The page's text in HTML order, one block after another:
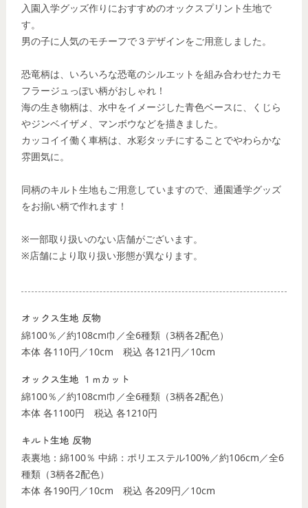
入園入学グッズ作りにおすすめのオックスプリント生地で
す。
男の子に人気のモチーフで３デザインをご用意しました。
恐竜柄は、いろいろな恐竜のシルエットを組み合わせたカモ
フラージュっぽい柄がおしゃれ！
海の生き物柄は、水中をイメージした青色ベースに、くじら
やジンベイザメ、マンボウなどを描きました。
カッコイイ働く車柄は、水彩タッチにすることでやわらかな
雰囲気に。
同柄のキルト生地もご用意していますので、通園通学グッズ
をお揃い柄で作れます！
※一部取り扱いのない店舗がございます。
※店舗により取り扱い形態が異なります。
オックス生地 反物
綿100％／約108cm巾／全6種類（3柄各2配色）
本体 各110円／10cm 税込 各121円／10cm
オックス生地 １ｍカット
綿100％／約108cm巾／全6種類（3柄各2配色）
本体 各1100円 税込 各1210円
キルト生地 反物
表裏地：綿100％ 中綿：ポリエステル100%／約106cm／全6
種類（3柄各2配色）
本体 各190円／10cm 税込 各209円／10cm